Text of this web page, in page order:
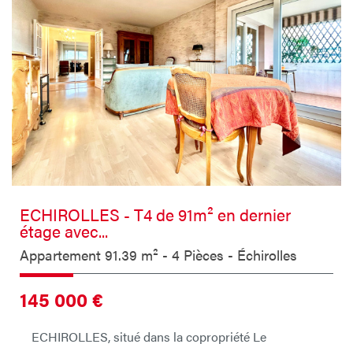
ECHIROLLES - T4 de 91m² en dernier
étage avec...
Appartement 91.39 m² - 4 Pièces - Échirolles
145 000€
ECHIROLLES, situé dans la copropriété Le